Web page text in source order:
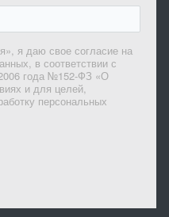
я даю свое согласие на
в соответствии с
года №152-ФЗ «О
и для целей,
персональных